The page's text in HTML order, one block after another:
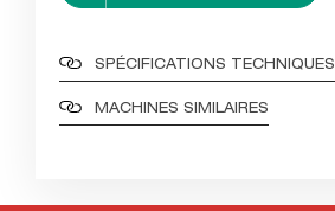
SPÉCIFICATIONS TECHNIQUES
MACHINES SIMILAIRES